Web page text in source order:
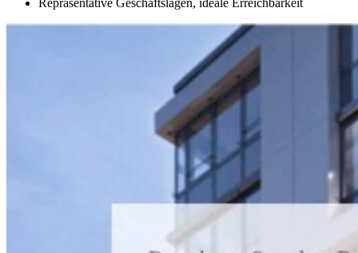
Repräsentative Geschäftslagen, ideale Erreichbarkeit